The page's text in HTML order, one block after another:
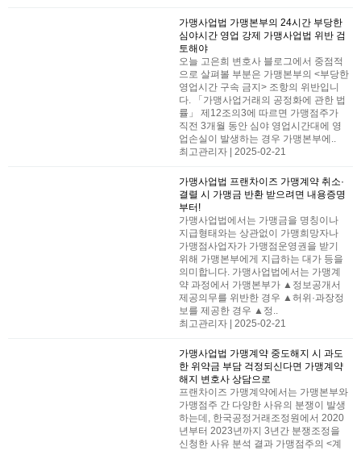
가맹사업법 가맹본부의 24시간 부당한
심야시간 영업 강제 가맹사업법 위반 검
토해야
오늘 고은희 변호사 블로그에서 중점적
으로 살펴볼 부분은 가맹본부의 <부당한
영업시간 구속 금지> 조항의 위반입니
다. ​「가맹사업거래의 공정화에 관한 법
률」 제12조의3에 따르면 가맹점주가
직전 3개월 동안 심야 영업시간대에 영
업손실이 발생하는 경우 가맹본부에..
최고관리자 | 2025-02-21
가맹사업법 프랜차이즈 가맹계약 취소·
결렬 시 가맹금 반환 받으려면 내용증명
부터!
가맹사업법에서는 가맹금을 명칭이나
지급형태와는 상관없이 가맹희망자나
가맹점사업자가 가맹점운영권을 받기
위해 가맹본부에게 지급하는 대가 등을
의미합니다. ​가맹사업법에서는 가맹계
약 과정에서 가맹본부가 ▲정보공개서
제공의무를 위반한 경우 ▲허위·과장정
보를 제공한 경우 ▲정..
최고관리자 | 2025-02-21
가맹사업법 가맹계약 중도해지 시 과도
한 위약금 부담 걱정되신다면 가맹계약
해지 변호사 상담으로
프랜차이즈 가맹계약에서는 가맹본부와
가맹점주 간 다양한 사유의 분쟁이 발생
하는데, 한국공정거래조정원에서 2020
년부터 2023년까지 3년간 분쟁조정을
신청한 사유 분석 결과 가맹점주의 <계